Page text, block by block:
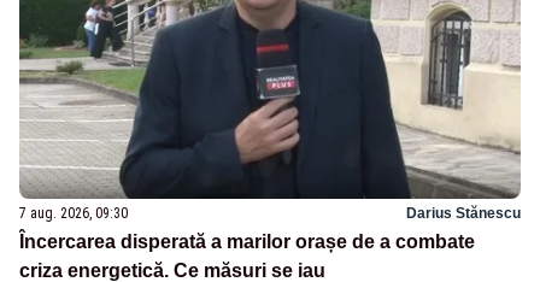
7 aug. 2026, 09:30 Darius Stănescu
Încercarea disperată a marilor orașe de a combate
criza energetică. Ce măsuri se iau